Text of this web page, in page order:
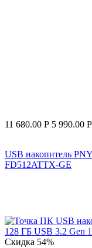
11 680.00 Р 5 990.00 Р
USB накопитель
FD512ATTX-GE
Скидка 54%